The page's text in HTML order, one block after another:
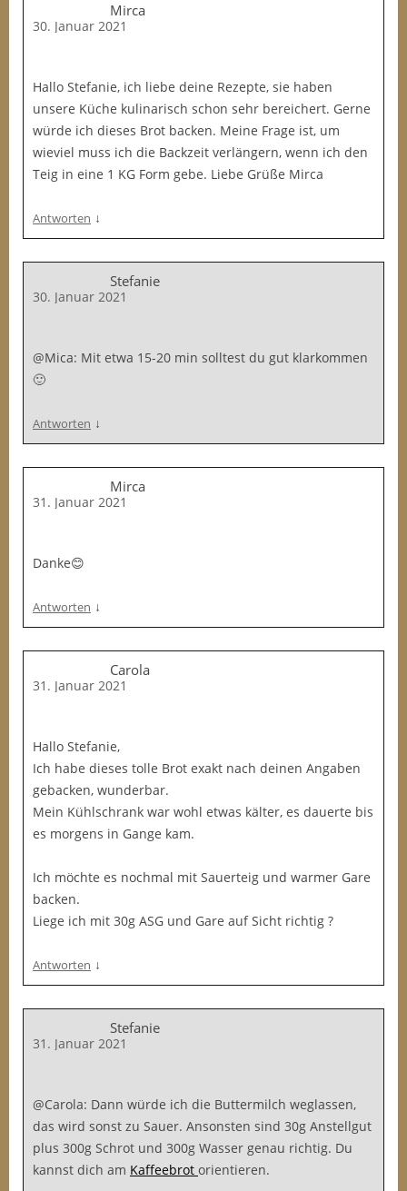
Mirca
30. Januar 2021
Hallo Stefanie, ich liebe deine Rezepte, sie haben
unsere Küche kulinarisch schon sehr bereichert. Gerne
würde ich dieses Brot backen. Meine Frage ist, um
wieviel muss ich die Backzeit verlängern, wenn ich den
Teig in eine 1 KG Form gebe. Liebe Grüße Mirca
Antworten ↓
Stefanie
30. Januar 2021
@Mica: Mit etwa 15-20 min solltest du gut klarkommen
🙂
Antworten ↓
Mirca
31. Januar 2021
Danke😊
Antworten ↓
Carola
31. Januar 2021
Hallo Stefanie,
Ich habe dieses tolle Brot exakt nach deinen Angaben
gebacken, wunderbar.
Mein Kühlschrank war wohl etwas kälter, es dauerte bis
es morgens in Gange kam.
Ich möchte es nochmal mit Sauerteig und warmer Gare
backen.
Liege ich mit 30g ASG und Gare auf Sicht richtig ?
Antworten ↓
Stefanie
31. Januar 2021
@Carola: Dann würde ich die Buttermilch weglassen,
das wird sonst zu Sauer. Ansonsten sind 30g Anstellgut
plus 300g Schrot und 300g Wasser genau richtig. Du
kannst dich am Kaffeebrot orientieren.